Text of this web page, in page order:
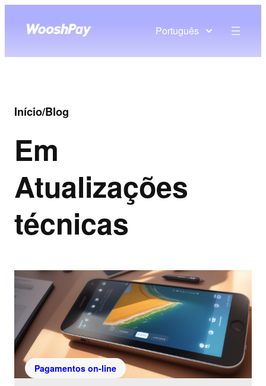
Português
Início/Blog
Em
Atualizações
técnicas
Pagamentos on-line